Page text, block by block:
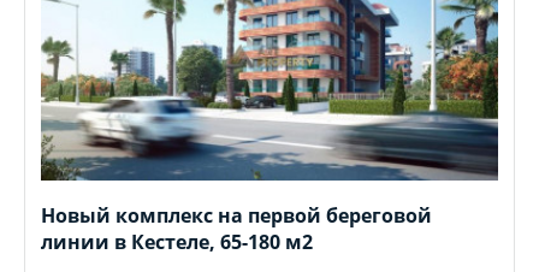
Новый комплекс на первой береговой
линии в Кестеле, 65-180 м2